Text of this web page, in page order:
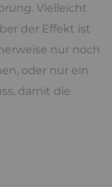
. Vielleicht
der Effekt ist
nur noch
oder nur ein
damit die